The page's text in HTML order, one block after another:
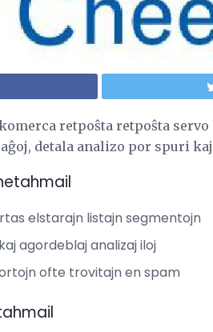
retpoŝta retpoŝta
detala analizo por spuri
elstarajn listajn segmentojn
agordeblaj analizaj iloj
ofte trovitajn en spam